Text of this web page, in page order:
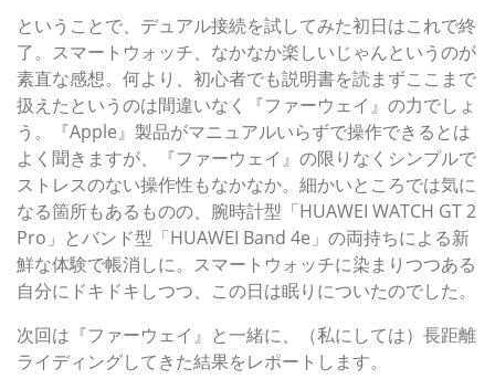
ということで、デュアル接続を試してみた初日はこれで終
了。スマートウォッチ、なかなか楽しいじゃんというのが
素直な感想。何より、初心者でも説明書を読まずここまで
扱えたというのは間違いなく『ファーウェイ』の力でしょ
う。『Apple』製品がマニュアルいらずで操作できるとは
よく聞きますが、『ファーウェイ』の限りなくシンプルで
ストレスのない操作性もなかなか。細かいところでは気に
なる箇所もあるものの、腕時計型「HUAWEI WATCH GT 2
Pro」とバンド型「HUAWEI Band 4e」の両持ちによる新
鮮な体験で帳消しに。スマートウォッチに染まりつつある
自分にドキドキしつつ、この日は眠りについたのでした。
次回は『ファーウェイ』と一緒に、（私にしては）長距離
ライディングしてきた結果をレポートします。